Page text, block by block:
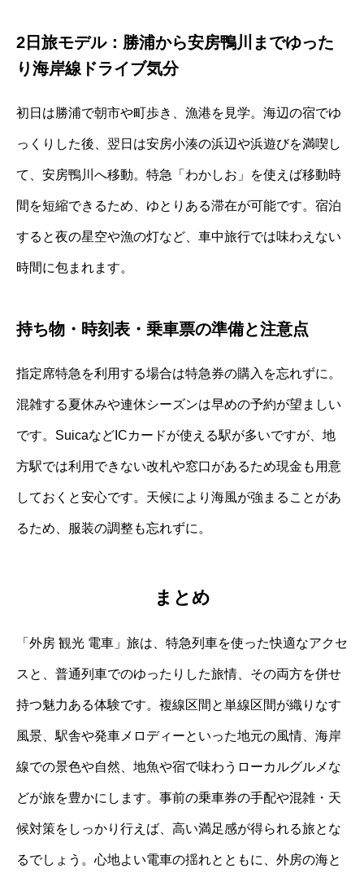
2日旅モデル：勝浦から安房鴨川までゆった
り海岸線ドライブ気分
初日は勝浦で朝市や町歩き、漁港を見学。海辺の宿でゆ
っくりした後、翌日は安房小湊の浜辺や浜遊びを満喫し
て、安房鴨川へ移動。特急「わかしお」を使えば移動時
間を短縮できるため、ゆとりある滞在が可能です。宿泊
すると夜の星空や漁の灯など、車中旅行では味わえない
時間に包まれます。
持ち物・時刻表・乗車票の準備と注意点
指定席特急を利用する場合は特急券の購入を忘れずに。
混雑する夏休みや連休シーズンは早めの予約が望ましい
です。SuicaなどICカードが使える駅が多いですが、地
方駅では利用できない改札や窓口があるため現金も用意
しておくと安心です。天候により海風が強まることがあ
るため、服装の調整も忘れずに。
まとめ
「外房 観光 電車」旅は、特急列車を使った快適なアクセ
スと、普通列車でのゆったりした旅情、その両方を併せ
持つ魅力ある体験です。複線区間と単線区間が織りなす
風景、駅舎や発車メロディーといった地元の風情、海岸
線での景色や自然、地魚や宿で味わうローカルグルメな
どが旅を豊かにします。事前の乗車券の手配や混雑・天
候対策をしっかり行えば、高い満足感が得られる旅とな
るでしょう。心地よい電車の揺れとともに、外房の海と